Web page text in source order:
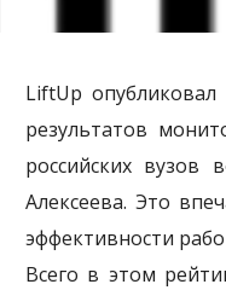
LiftUp
результатов
российских вузов
Алексеева. Это
эффективности
Всего в этом